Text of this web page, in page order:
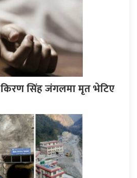
सिंह जंगलमा मृत भेटिए